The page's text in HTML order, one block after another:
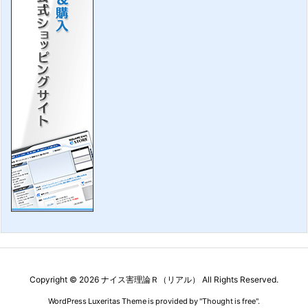
Copyright © 2026 ナイス害理論Ｒ（リアル） All Rights Reserved.
WordPress Luxeritas Theme is provided by "Thought is free".